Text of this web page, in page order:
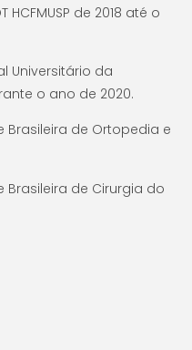
de 2018 até o
Universitário da
o ano de 2020.
Brasileira de Ortopedia e
Brasileira de Cirurgia do